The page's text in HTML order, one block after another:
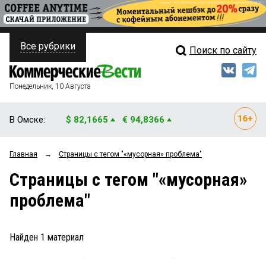
ПОЛИТИКА
ФИНАНСЫ
ОБЩЕСТВО
ЗАКОН
НОВОСТИ КОМПАНИЙ
ПРОИСШЕСТВИЯ
Свежий выпуск
Мнения
Рейтинги
Все рубрики Поиск по сайту
Понедельник, 10 Августа
В Омске: $ 82,1665 € 94,8366
Главная → Страницы c тегом "«мусорная» проблема"
Страницы c тегом "«мусорная»
проблема"
Найден 1 материал